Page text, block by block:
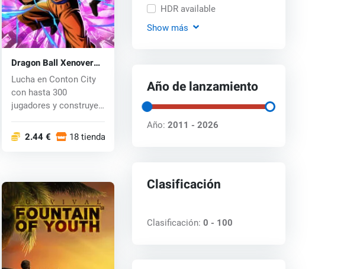
Dragon Ball Xenoverse
2 (PC) CD key
Lucha en Conton City
con hasta 300
jugadores y construye
2.44 € 18 tiendas
HDR available
Show más
Año de lanzamiento
Año:2011 - 2026
Clasificación
Clasificación:0 - 100